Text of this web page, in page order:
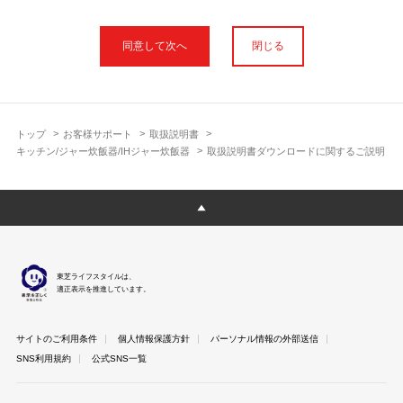
トップ お客様サポート
取扱説明書
キッチン/ジャー炊飯器/IHジャー炊飯器
取扱説明書ダウンロードに関するご説明
使用上のご注意や安全上のご注意、また測定基準や数値等は取扱
説明書が作成された時点での基準に応じた内容となっております
明書以外の印刷物が同梱されている場合がありますが、本サイト
ではそれらを全て公開しておりませんのであらかじめご了承くだ
本サイトのサービスは予告なく中止または内容を変更する場合が
ございますのであらかじめご了承ください。
さま以外からのお問い合わせにはお答えできない場合があります
のであらかじめご了承ください。
閉じる
東芝ライフスタイルは、
適正表示を推進しています。
サイトのご利用条件 個人情報保護方針
パーソナル情報の外部送信
SNS利用規約
公式SNS一覧